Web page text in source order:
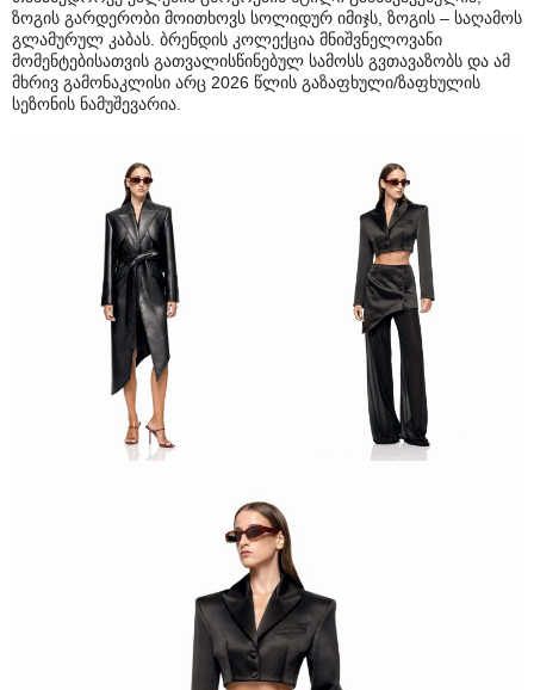
ზოგის გარდერობი მოითხოვს სოლიდურ იმიჯს, ზოგის – საღამოს
გლამურულ კაბას. ბრენდის კოლექცია მნიშვნელოვანი
მომენტებისათვის გათვალისწინებულ სამოსს გვთავაზობს და ამ
მხრივ გამონაკლისი არც 2026 წლის გაზაფხული/ზაფხულის
სეზონის ნამუშევარია.